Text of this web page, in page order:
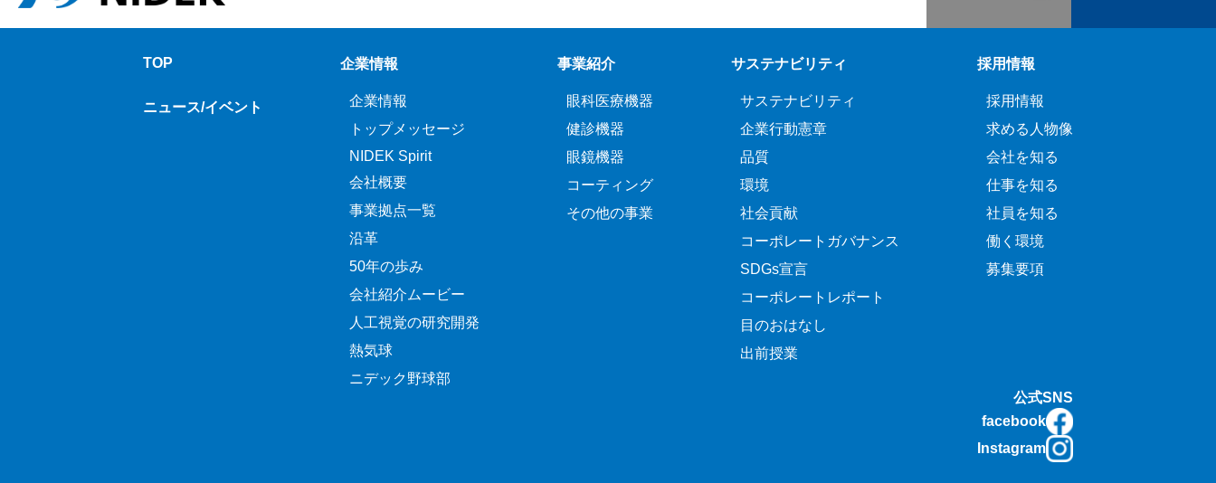
TOP
ニュース/イベント
企業情報
企業情報
トップメッセージ
NIDEK Spirit
会社概要
事業拠点一覧
沿革
50年の歩み
会社紹介ムービー
人工視覚の研究開発
熱気球
ニデック野球部
事業紹介
眼科医療機器
健診機器
眼鏡機器
コーティング
その他の事業
サステナビリティ
サステナビリティ
企業行動憲章
品質
環境
社会貢献
コーポレートガバナンス
SDGs宣言
コーポレートレポート
目のおはなし
出前授業
採用情報
採用情報
求める人物像
会社を知る
仕事を知る
社員を知る
働く環境
募集要項
公式SNS
facebook
Instagram